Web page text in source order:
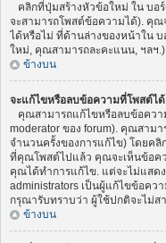
คลิกที่ปุ่มสร้างหัวข้อใหม่ ใน บอ
จะสามารถโพสต์ข้อความได้). คุ
ได้หรือไม่ ที่ด้านล่างของหน้าใน
ใหม่, คุณสามารถละคะแนน, ฯลฯ.)
ข้างบน
จะแก้ไขหรือลบข้อความที่โพสต์ได้
คุณสามารถแก้ไขหรือลบข้อควา
moderator ของ forum). คุณสาม
จำนวนครั้งของการแก้ไข) โดยค
ที่คุณโพสต์ไปแล้ว คุณจะเห็นข้อค
คุณได้ทำการแก้ไข. แต่จะไม่แสด
administrators เป็นผู้แก้ไขข้อคว
กรุณารับทราบว่า ผู้ใช้ปกติจะไม่
ข้างบน